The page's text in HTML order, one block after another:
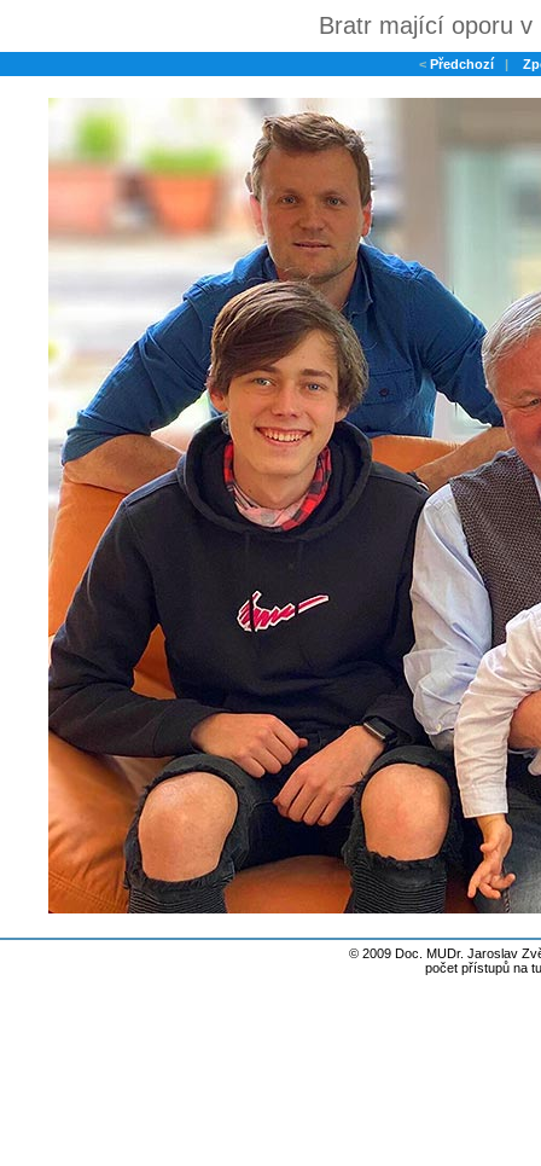
Bratr mající oporu v
< Předchozí |
© 2009 Doc. MUDr. Jaroslav
počet přístupů na